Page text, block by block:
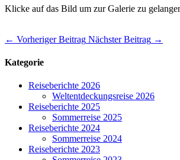
Klicke auf das Bild um zur Galerie zu
← Vorheriger Beitrag Nächster Beitrag →
Kategorie
Reiseberichte 2026
Weltentdeckungsreise 2026
Reiseberichte 2025
Sommerreise 2025
Reiseberichte 2024
Sommerreise 2024
Reiseberichte 2023